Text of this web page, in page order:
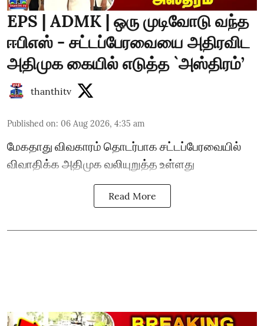
EPS | ADMK | ஒரு முடிவோடு வந்த
ஈபிஎஸ் - சட்டப்பேரவையை அதிரவிட
அதிமுக கையில் எடுத்த `அஸ்திரம்’
thanthitv
Published on: 06 Aug 2026, 4:35 am
மேகதாது விவகாரம் தொடர்பாக சட்டப்பேரவையில்
விவாதிக்க அதிமுக வலியுறுத்த உள்ளது
Read More